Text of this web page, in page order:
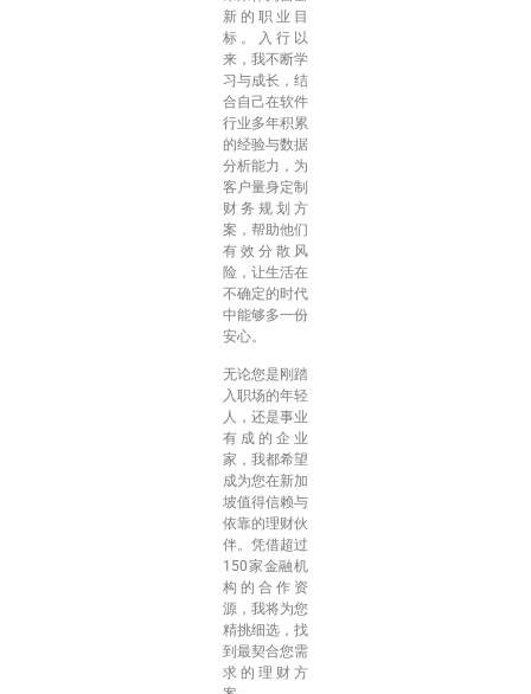
新的职业目
标。入行以
来，我不断学
习与成长，结
合自己在软件
行业多年积累
的经验与数据
分析能力，为
客户量身定制
财务规划方
案，帮助他们
有效分散风
险，让生活在
不确定的时代
中能够多一份
安心。
无论您是刚踏
入职场的年轻
人，还是事业
有成的企业
家，我都希望
成为您在新加
坡值得信赖与
依靠的理财伙
伴。凭借超过
150家金融机
构的合作资
源，我将为您
精挑细选，找
到最契合您需
求的理财方